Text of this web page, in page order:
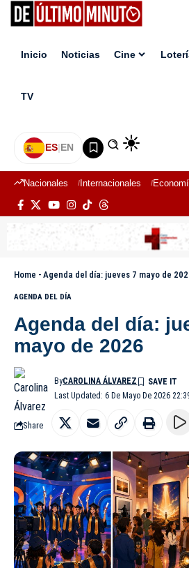
Inicio Noticias Cine
TV
ES|EN
Nacionales Internacionales
Home - Agenda del día: jueves 7 mayo de
AGENDA DEL DÍA
Agenda del día:
mayo de 2026
Last Updated: 6 De Mayo De 2026
ByCAROLINA ÁLVAREZ
Share